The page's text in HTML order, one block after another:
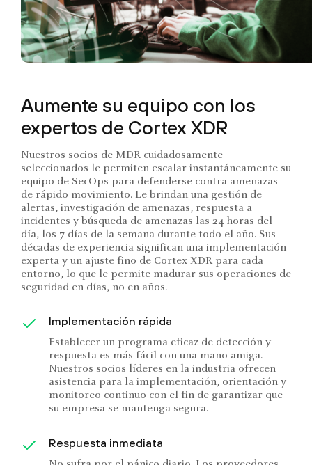
Aumente su equipo con los
expertos de Cortex XDR
Nuestros socios de MDR cuidadosamente
seleccionados le permiten escalar instantáneamente su
equipo de SecOps para defenderse contra amenazas
de rápido movimiento. Le brindan una gestión de
alertas, investigación de amenazas, respuesta a
incidentes y búsqueda de amenazas las 24 horas del
día, los 7 días de la semana durante todo el año. Sus
décadas de experiencia significan una implementación
experta y un ajuste fino de Cortex XDR para cada
entorno, lo que le permite madurar sus operaciones de
seguridad en días, no en años.
Implementación rápida
Establecer un programa eficaz de detección y
respuesta es más fácil con una mano amiga.
Nuestros socios líderes en la industria ofrecen
asistencia para la implementación, orientación y
monitoreo continuo con el fin de garantizar que
su empresa se mantenga segura.
Respuesta inmediata